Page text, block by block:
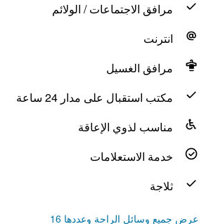
مرافق الاجتماعات / الولائم
انترنت
مرافق الغسيل
مكتب استقبال على مدار 24 ساعة
مناسب لذوي الإعاقة
خدمة الاستعلامات
ثلاجة
عرض جميع وسائل الراحة وعددها 16